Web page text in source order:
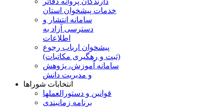
خدمات پیشخوان استان
سامانه انتشار و
دسترسی آزاد به
اطلاعات
پیشخوان ارباب رجوع
(ثبت و رهگیری مکاتبات)
سامانه آموزش، پژوهش
و مدیریت دانش
انتخابات شوراها
قوانین و دستورالعملها
برنامه زمانبندی